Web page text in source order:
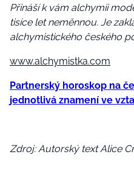
Přináší k vám alchymii
tisíce let neměnnou. Je
alchymistického českého
www.alchymistka.com
Partnerský horoskop na
jednotlivá znamení ve
Zdroj: Autorský text Alice